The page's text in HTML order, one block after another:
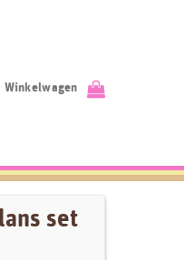
Winkelwagen
set